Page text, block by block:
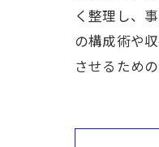
く整理し、
の構成術や
させるため